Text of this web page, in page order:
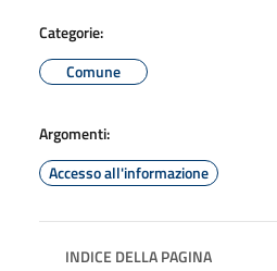
Categorie:
Comune
Argomenti:
Accesso all'informazione
INDICE DELLA PAGINA